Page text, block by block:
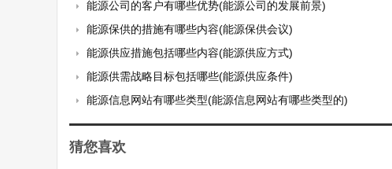
能源公司的客户有哪些优势(能源公司的发展前景)
能源保供的措施有哪些内容(能源保供会议)
能源供应措施包括哪些内容(能源供应方式)
能源供需战略目标包括哪些(能源供应条件)
能源信息网站有哪些类型(能源信息网站有哪些类型的)
猜您喜欢